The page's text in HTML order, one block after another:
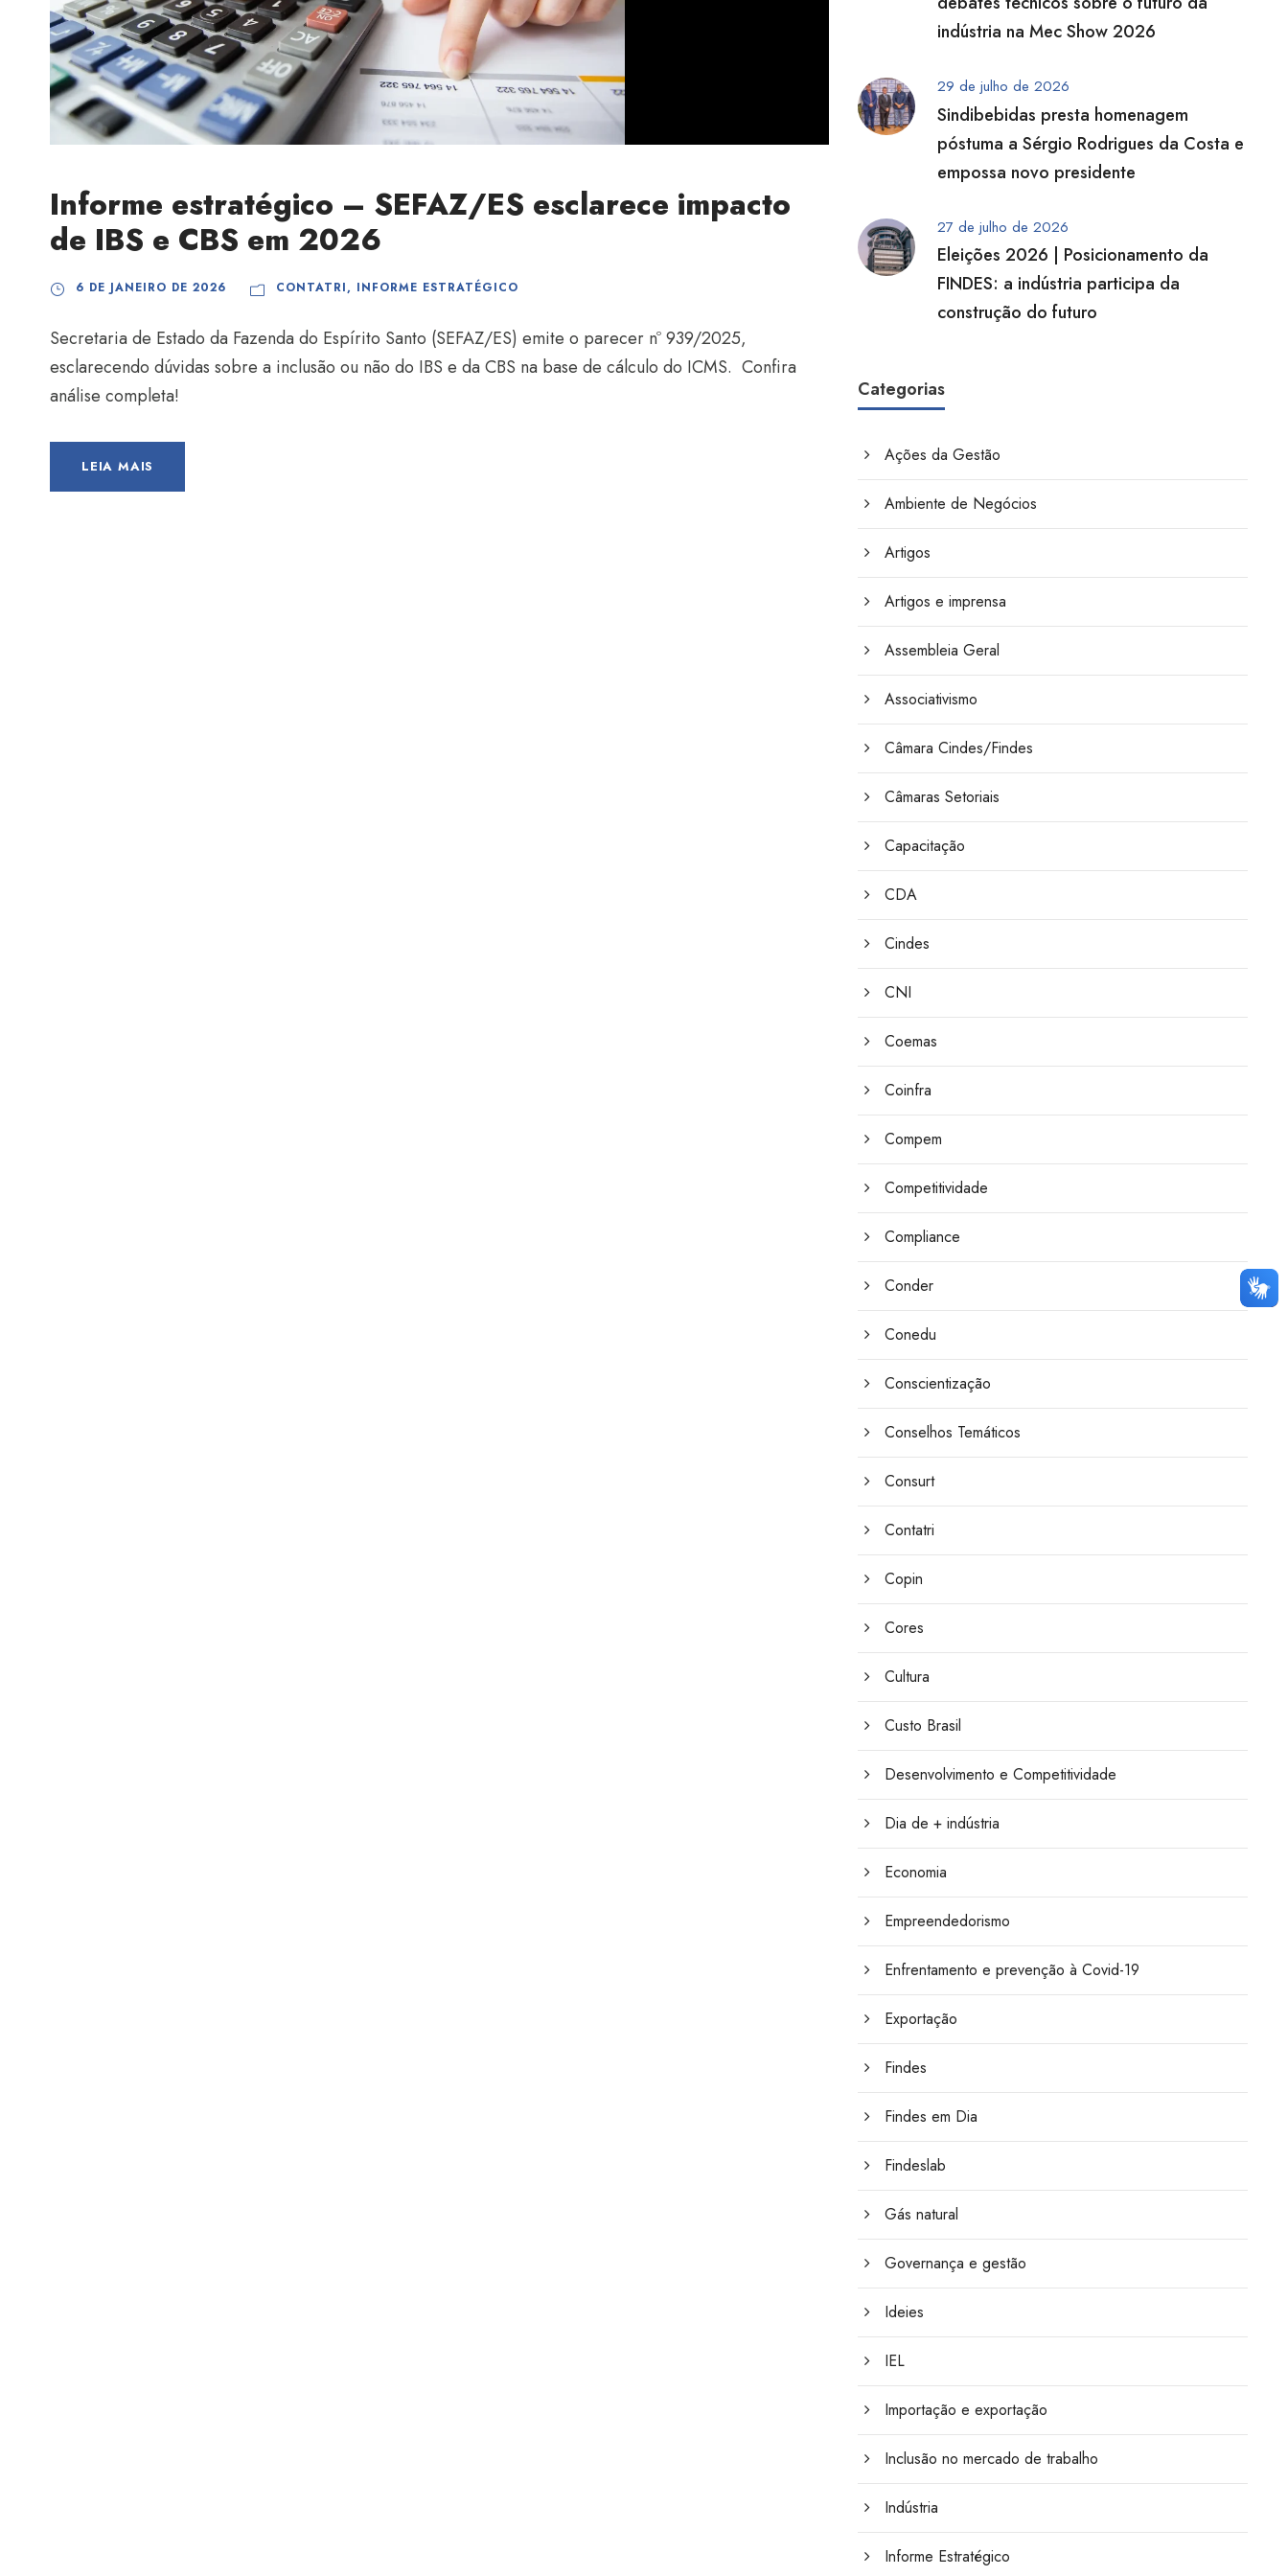
Informe estratégico – SEFAZ/ES esclarece impacto
de IBS e CBS em 2026
6 DE JANEIRO DE 2026 CONTATRI, INFORME ESTRATÉGICO
Secretaria de Estado da Fazenda do Espírito Santo (SEFAZ/ES) emite o parecer nº 939/2025,
esclarecendo dúvidas sobre a inclusão ou não do IBS e da CBS na base de cálculo do ICMS. Confira
análise completa!
LEIA MAIS
indústria na Mec Show 2026
29 de julho de 2026
Sindibebidas presta homenagem
póstuma a Sérgio Rodrigues da Costa e
empossa novo presidente
27 de julho de 2026
Eleições 2026 | Posicionamento da
FINDES: a indústria participa da
construção do futuro
Categorias
Ações da Gestão
Ambiente de Negócios
Artigos
Artigos e imprensa
Assembleia Geral
Associativismo
Câmara Cindes/Findes
Câmaras Setoriais
Capacitação
CDA
Cindes
CNI
Coemas
Coinfra
Compem
Competitividade
Compliance
Conder
Conedu
Conscientização
Conselhos Temáticos
Consurt
Contatri
Copin
Cores
Cultura
Custo Brasil
Desenvolvimento e Competitividade
Dia de + indústria
Economia
Empreendedorismo
Enfrentamento e prevenção à Covid-19
Exportação
Findes
Findes em Dia
Findeslab
Gás natural
Governança e gestão
Ideies
IEL
Importação e exportação
Inclusão no mercado de trabalho
Indústria
Informe Estratégico